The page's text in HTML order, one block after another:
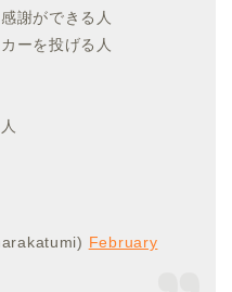
謝ができる人
ーを投げる人
February